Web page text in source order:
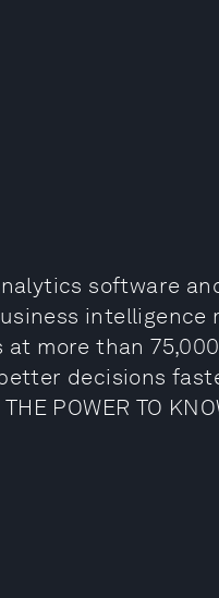
software
intelligence
more than
decisions
POWER TO